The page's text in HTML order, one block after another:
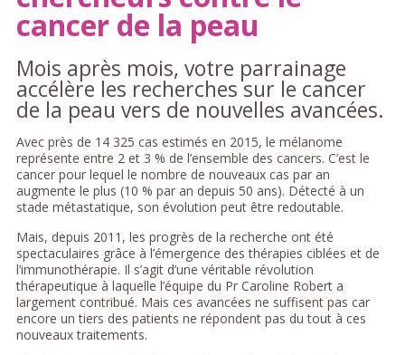
cancer de la peau
Mois après mois, votre parrainage
accélère les recherches sur le cancer
de la peau vers de nouvelles avancées.
Avec près de 14 325 cas estimés en 2015, le mélanome
représente entre 2 et 3 % de l’ensemble des cancers. C’est le
cancer pour lequel le nombre de nouveaux cas par an
augmente le plus (10 % par an depuis 50 ans). Détecté à un
stade métastatique, son évolution peut être redoutable.
Mais, depuis 2011, les progrès de la recherche ont été
spectaculaires grâce à l’émergence des thérapies ciblées et de
l’immunothérapie. Il s’agit d’une véritable révolution
thérapeutique à laquelle l’équipe du Pr Caroline Robert a
largement contribué. Mais ces avancées ne suffisent pas car
encore un tiers des patients ne répondent pas du tout à ces
nouveaux traitements.